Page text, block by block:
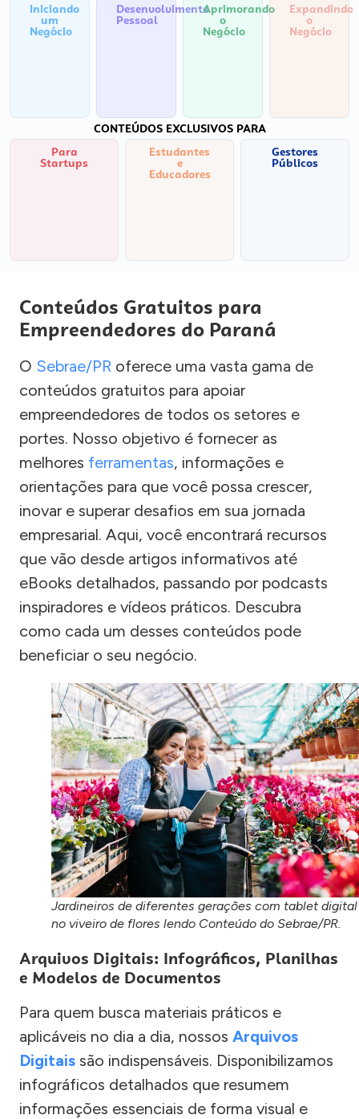
Iniciando
um
Negócio
Desenvolvimento
Pessoal
Aprimorando
o
Negócio
Expandindo
o
Negócio
CONTEÚDOS EXCLUSIVOS PARA
Para
Startups
Estudantes
e
Educadores
Gestores
Públicos
Conteúdos Gratuitos para
Empreendedores do Paraná
O Sebrae/PR oferece uma vasta gama de
conteúdos gratuitos para apoiar
empreendedores de todos os setores e
portes. Nosso objetivo é fornecer as
melhores ferramentas, informações e
orientações para que você possa crescer,
inovar e superar desafios em sua jornada
empresarial. Aqui, você encontrará recursos
que vão desde artigos informativos até
eBooks detalhados, passando por podcasts
inspiradores e vídeos práticos. Descubra
como cada um desses conteúdos pode
beneficiar o seu negócio.
Jardineiros de diferentes gerações com tablet digital
no viveiro de flores lendo Conteúdo do Sebrae/PR.
Arquivos Digitais: Infográficos, Planilhas
e Modelos de Documentos
Para quem busca materiais práticos e
aplicáveis no dia a dia, nossos Arquivos
Digitais são indispensáveis. Disponibilizamos
infográficos detalhados que resumem
informações essenciais de forma visual e